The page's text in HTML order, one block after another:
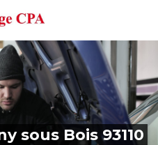
sous Bois 93110